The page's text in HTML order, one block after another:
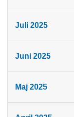
Juli 2025
Juni 2025
Maj 2025